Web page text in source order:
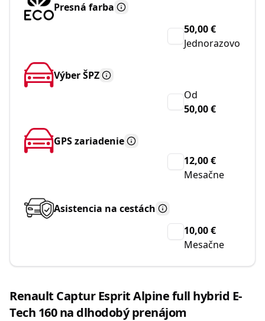
Presná farba
50,00 €
Jednorazovo
Výber ŠPZ
Od
50,00 €
GPS zariadenie
12,00 €
Mesačne
Asistencia na cestách
10,00 €
Mesačne
Renault Captur Esprit Alpine full hybrid E-
Tech 160 na dlhodobý prenájom